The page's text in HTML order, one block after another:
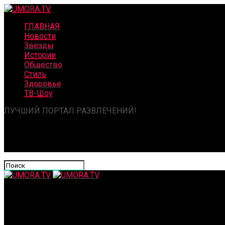
ГЛАВНАЯ
Новости
Звёзды
Истории
Общество
Стиль
Здоровье
ТВ-Шоу
ЛУЧШИЙ ПОРТАЛ РАЗВЛЕЧЕНИЙ!